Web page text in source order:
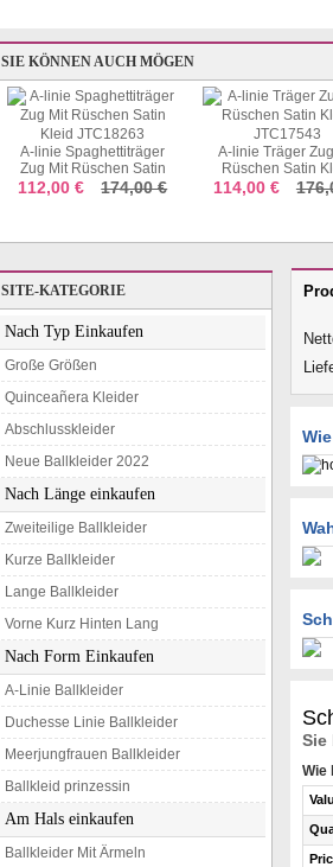
SIE KÖNNEN AUCH MÖGEN
A-linie Spaghettiträger
Zug Mit Rüschen Satin
Kleid JTC18263
112,00 € 174,00 €
A-linie Träger
Rüschen Satin
JTC17543
114,00 €
SITE-KATEGORIE
Nach Typ Einkaufen
Große Größen
Quinceañera Kleider
Abschlusskleider
Neue Ballkleider 2022
Nach Länge einkaufen
Zweiteilige Ballkleider
Kurze Ballkleider
Lange Ballkleider
Vorne Kurz Hinten Lang
Nach Form Einkaufen
A-Linie Ballkleider
Duchesse Linie Ballkleider
Meerjungfrauen Ballkleider
Ballkleid prinzessin
Am Hals einkaufen
Ballkleider Mit Ärmeln
Sie
Wie